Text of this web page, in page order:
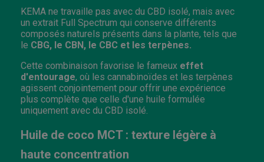
KEMA ne travaille pas avec du CBD isolé, mais avec
un extrait Full Spectrum qui conserve différents
composés naturels présents dans la plante, tels que
le CBG, le CBN, le CBC et les terpènes.
Cette combinaison favorise le fameux effet
d'entourage, où les cannabinoïdes et les terpènes
agissent conjointement pour offrir une expérience
plus complète que celle d'une huile formulée
uniquement avec du CBD isolé.
Huile de coco MCT : texture légère à
haute concentration